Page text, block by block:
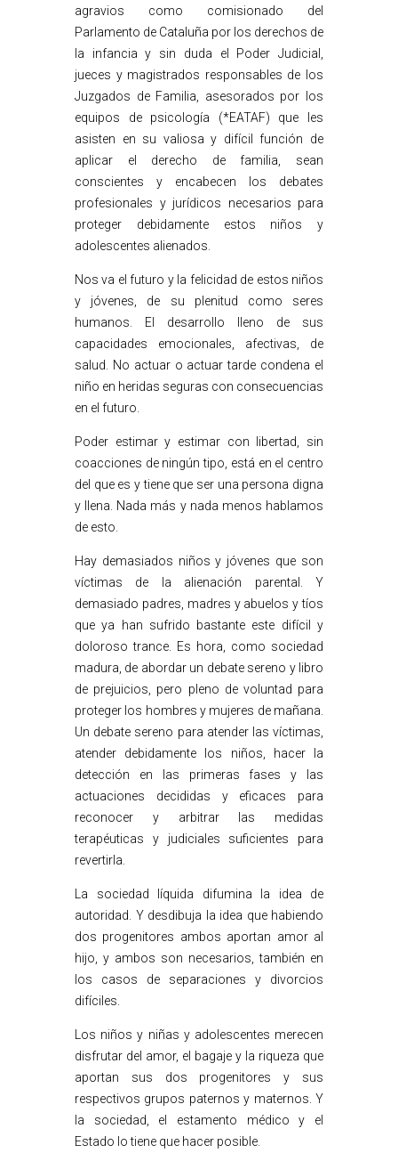
agravios como comisionado del
Parlamento de Cataluña por los derechos de
la infancia y sin duda el Poder Judicial,
jueces y magistrados responsables de los
Juzgados de Familia, asesorados por los
equipos de psicología (*EATAF) que les
asisten en su valiosa y difícil función de
aplicar el derecho de familia, sean
conscientes y encabecen los debates
profesionales y jurídicos necesarios para
proteger debidamente estos niños y
adolescentes alienados.
Nos va el futuro y la felicidad de estos niños
y jóvenes, de su plenitud como seres
humanos. El desarrollo lleno de sus
capacidades emocionales, afectivas, de
salud. No actuar o actuar tarde condena el
niño en heridas seguras con consecuencias
en el futuro.
Poder estimar y estimar con libertad, sin
coacciones de ningún tipo, está en el centro
del que es y tiene que ser una persona digna
y llena. Nada más y nada menos hablamos
de esto.
Hay demasiados niños y jóvenes que son
víctimas de la alienación parental. Y
demasiado padres, madres y abuelos y tíos
que ya han sufrido bastante este difícil y
doloroso trance. Es hora, como sociedad
madura, de abordar un debate sereno y libro
de prejuicios, pero pleno de voluntad para
proteger los hombres y mujeres de mañana.
Un debate sereno para atender las víctimas,
atender debidamente los niños, hacer la
detección en las primeras fases y las
actuaciones decididas y eficaces para
reconocer y arbitrar las medidas
terapéuticas y judiciales suficientes para
revertirla.
La sociedad líquida difumina la idea de
autoridad. Y desdibuja la idea que habiendo
dos progenitores ambos aportan amor al
hijo, y ambos son necesarios, también en
los casos de separaciones y divorcios
difíciles.
Los niños y niñas y adolescentes merecen
disfrutar del amor, el bagaje y la riqueza que
aportan sus dos progenitores y sus
respectivos grupos paternos y maternos. Y
la sociedad, el estamento médico y el
Estado lo tiene que hacer posible.